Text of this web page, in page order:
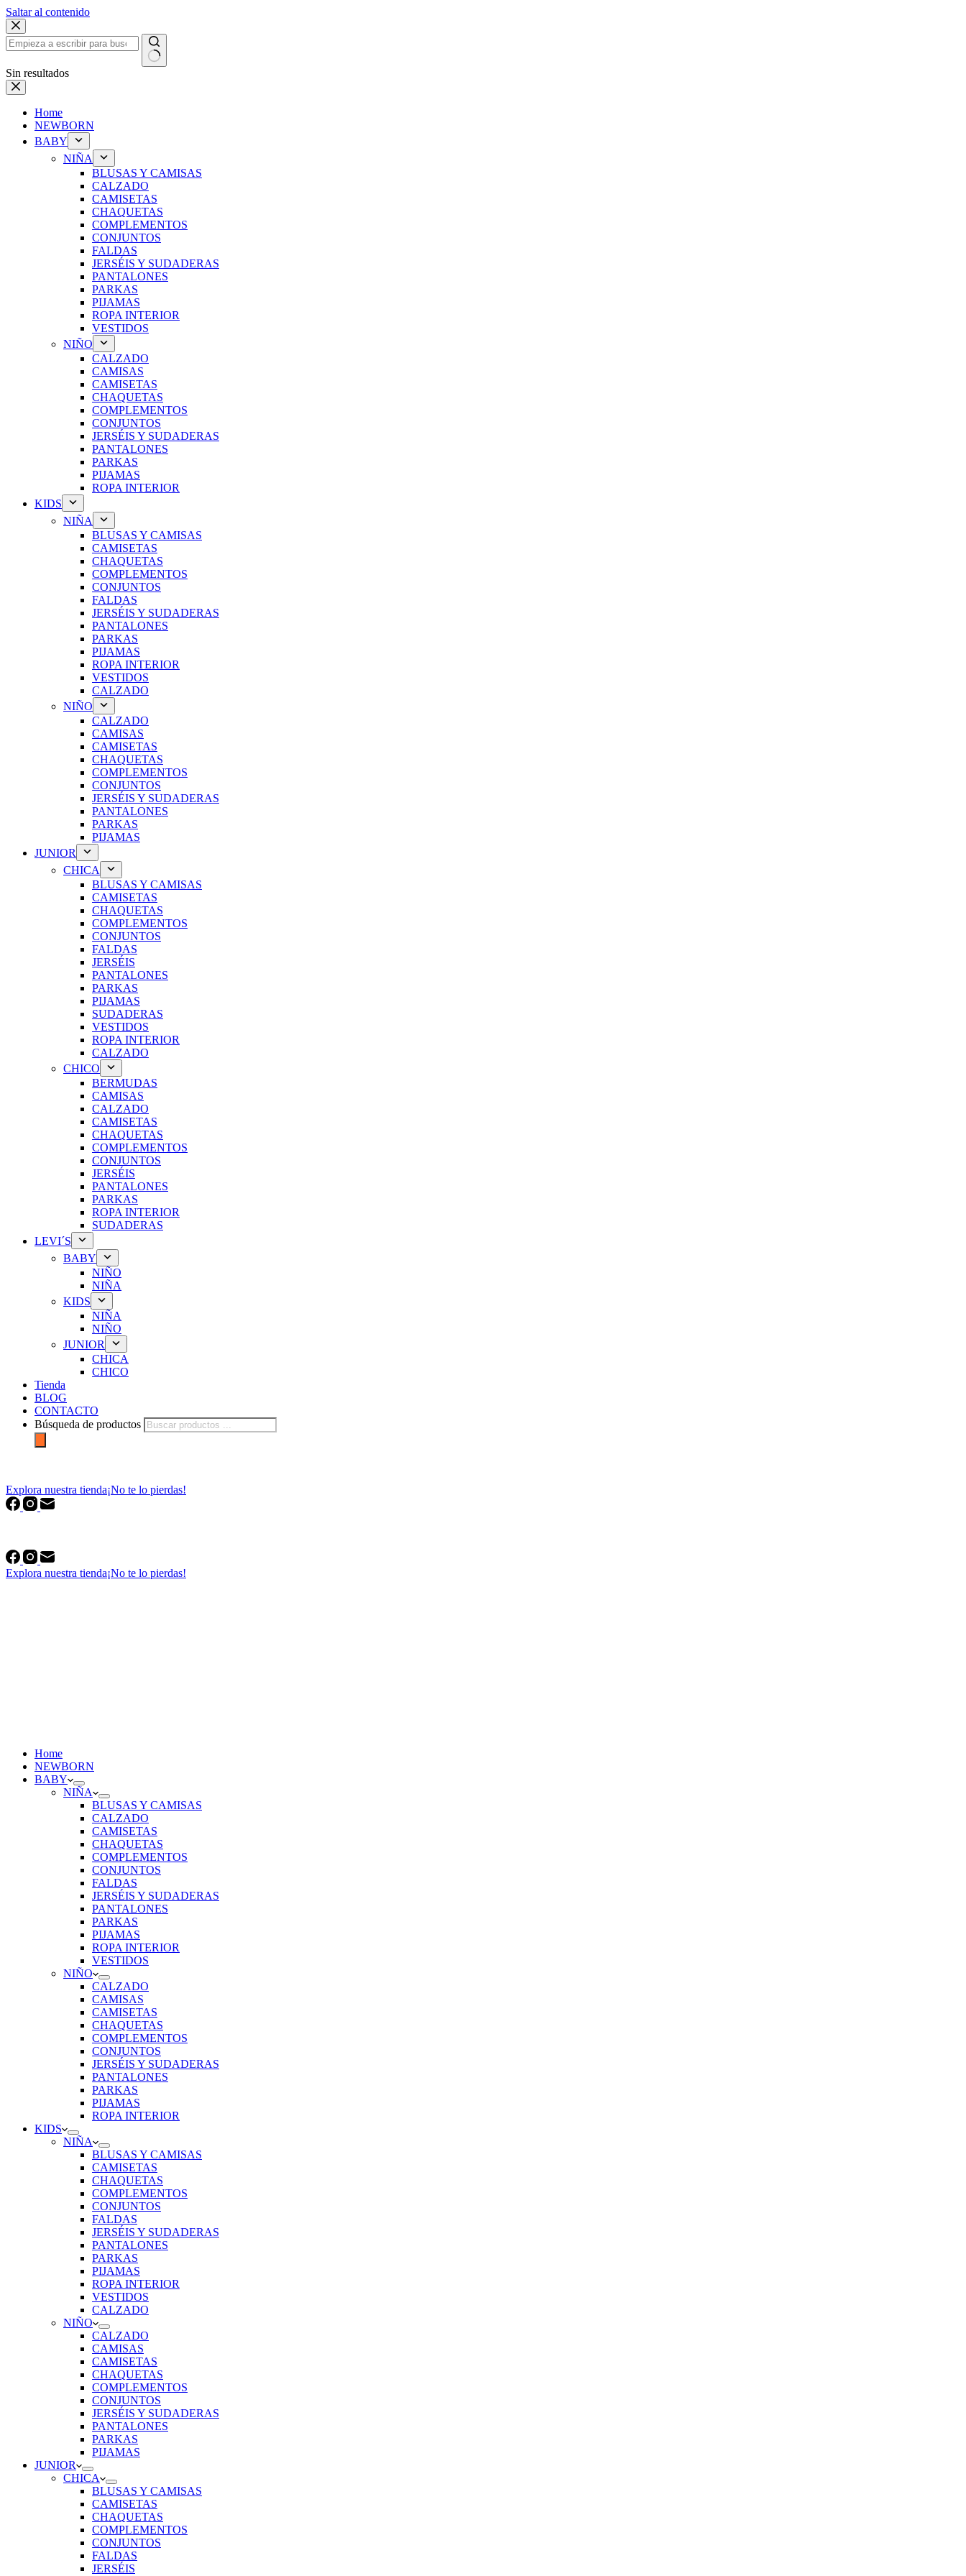
Saltar al contenido
Sin resultados
Home
NEWBORN
BABY
NIÑA
BLUSAS Y CAMISAS
CALZADO
CAMISETAS
CHAQUETAS
COMPLEMENTOS
CONJUNTOS
FALDAS
JERSÉIS Y SUDADERAS
PANTALONES
PARKAS
PIJAMAS
ROPA INTERIOR
VESTIDOS
NIÑO
CALZADO
CAMISAS
CAMISETAS
CHAQUETAS
COMPLEMENTOS
CONJUNTOS
JERSÉIS Y SUDADERAS
PANTALONES
PARKAS
PIJAMAS
ROPA INTERIOR
KIDS
NIÑA
BLUSAS Y CAMISAS
CAMISETAS
CHAQUETAS
COMPLEMENTOS
CONJUNTOS
FALDAS
JERSÉIS Y SUDADERAS
PANTALONES
PARKAS
PIJAMAS
ROPA INTERIOR
VESTIDOS
CALZADO
NIÑO
CALZADO
CAMISAS
CAMISETAS
CHAQUETAS
COMPLEMENTOS
CONJUNTOS
JERSÉIS Y SUDADERAS
PANTALONES
PARKAS
PIJAMAS
JUNIOR
CHICA
BLUSAS Y CAMISAS
CAMISETAS
CHAQUETAS
COMPLEMENTOS
CONJUNTOS
FALDAS
JERSÉIS
PANTALONES
PARKAS
PIJAMAS
SUDADERAS
VESTIDOS
ROPA INTERIOR
CALZADO
CHICO
BERMUDAS
CAMISAS
CALZADO
CAMISETAS
CHAQUETAS
COMPLEMENTOS
CONJUNTOS
JERSÉIS
PANTALONES
PARKAS
ROPA INTERIOR
SUDADERAS
LEVI´S
BABY
NIÑO
NIÑA
KIDS
NIÑA
NIÑO
JUNIOR
CHICA
CHICO
Tienda
BLOG
CONTACTO
Búsqueda de productos
Explora nuestra tienda¡No te lo pierdas!
Explora nuestra tienda¡No te lo pierdas!
Home
NEWBORN
BABY
NIÑA
BLUSAS Y CAMISAS
CALZADO
CAMISETAS
CHAQUETAS
COMPLEMENTOS
CONJUNTOS
FALDAS
JERSÉIS Y SUDADERAS
PANTALONES
PARKAS
PIJAMAS
ROPA INTERIOR
VESTIDOS
NIÑO
CALZADO
CAMISAS
CAMISETAS
CHAQUETAS
COMPLEMENTOS
CONJUNTOS
JERSÉIS Y SUDADERAS
PANTALONES
PARKAS
PIJAMAS
ROPA INTERIOR
KIDS
NIÑA
BLUSAS Y CAMISAS
CAMISETAS
CHAQUETAS
COMPLEMENTOS
CONJUNTOS
FALDAS
JERSÉIS Y SUDADERAS
PANTALONES
PARKAS
PIJAMAS
ROPA INTERIOR
VESTIDOS
CALZADO
NIÑO
CALZADO
CAMISAS
CAMISETAS
CHAQUETAS
COMPLEMENTOS
CONJUNTOS
JERSÉIS Y SUDADERAS
PANTALONES
PARKAS
PIJAMAS
JUNIOR
CHICA
BLUSAS Y CAMISAS
CAMISETAS
CHAQUETAS
COMPLEMENTOS
CONJUNTOS
FALDAS
JERSÉIS